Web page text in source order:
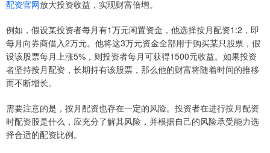
配资官网放大投资收益，实现财富倍增。
例如，假设某投资者每月有1万元闲置资金，他选择按月配资1:2，即
每月向券商借入2万元。他将这3万元资金全部用于购买某只股票，假
设该股票每月上涨5%，则投资者每月可获得1500元收益。如果投资
者坚持按月配资，长期持有该股票，那么他的财富将随着时间的推移
而不断增长。
需要注意的是，按月配资也存在一定的风险。投资者在进行按月配资
时配资股是什么，应充分了解其风险，并根据自己的风险承受能力选
择合适的配资比例。